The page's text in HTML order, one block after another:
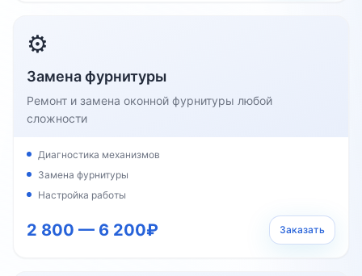
⚙️
Замена фурнитуры
Ремонт и замена оконной фурнитуры любой
сложности
Диагностика механизмов
Замена фурнитуры
Настройка работы
2 800 — 6 200₽ Заказать